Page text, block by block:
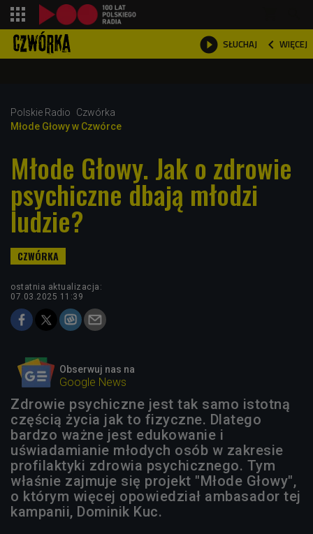
 SŁUCHAJ  WIĘCEJ

Polskie Radio
Czwórka
Młode Głowy w Czwórce
Młode Głowy. Jak o zdrowie
psychiczne dbają młodzi
ludzie?
ostatnia aktualizacja:
07.03.2025 11:39
Obserwuj nas na
Google News
Zdrowie psychiczne jest tak samo istotną
częścią życia jak to fizyczne. Dlatego
bardzo ważne jest edukowanie i
uświadamianie młodych osób w zakresie
profilaktyki zdrowia psychicznego. Tym
właśnie zajmuje się projekt "Młode Głowy",
o którym więcej opowiedział ambasador tej
kampanii, Dominik Kuc.